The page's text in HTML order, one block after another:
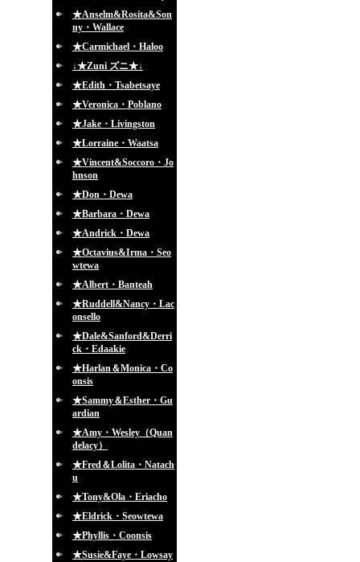
★Anselm&Rosita&Son
ny・Wallace
★Carmichael・Haloo
↓★Zuni ズニ★↓
★Edith・Tsabetsaye
★Veronica・Poblano
★Jake・Livingston
★Lorraine・Waatsa
★Vincent&Soccoro・Jo
hnson
★Don・Dewa
★Barbara・Dewa
★Andrick・Dewa
★Octavius&Irma・Seo
wtewa
★Albert・Banteah
★Ruddell&Nancy・Lac
onsello
★Dale&Sanford&Derri
ck・Edaakie
★Harlan＆Monica・Co
onsis
★Sammy＆Esther・Gu
ardian
★Amy・Wesley（Quan
delacy）
★Fred＆Lolita・Natach
u
★Tony&Ola・Eriacho
★Eldrick・Seowtewa
★Phyllis・Coonsis
★Susie&Faye・Lowsay